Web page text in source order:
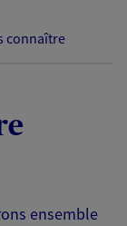
connaître
ensemble